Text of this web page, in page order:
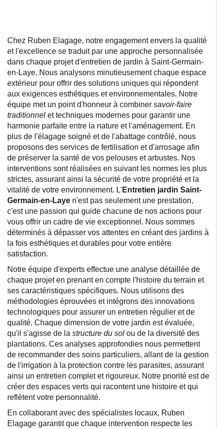
Chez Ruben Elagage, notre engagement envers la qualité
et l'excellence se traduit par une approche personnalisée
dans chaque projet d'entretien de jardin à Saint-Germain-
en-Laye. Nous analysons minutieusement chaque espace
extérieur pour offrir des solutions uniques qui répondent
aux exigences esthétiques et environnementales. Notre
équipe met un point d'honneur à combiner savoir-faire
traditionnel et techniques modernes pour garantir une
harmonie parfaite entre la nature et l'aménagement. En
plus de l'élagage soigné et de l'abattage contrôlé, nous
proposons des services de fertilisation et d'arrosage afin
de préserver la santé de vos pelouses et arbustes. Nos
interventions sont réalisées en suivant les normes les plus
strictes, assurant ainsi la sécurité de votre propriété et la
vitalité de votre environnement. L'Entretien jardin Saint-
Germain-en-Laye n'est pas seulement une prestation,
c'est une passion qui guide chacune de nos actions pour
vous offrir un cadre de vie exceptionnel. Nous sommes
déterminés à dépasser vos attentes en créant des jardins à
la fois esthétiques et durables pour votre entière
satisfaction.
Notre équipe d'experts effectue une analyse détaillée de
chaque projet en prenant en compte l'histoire du terrain et
ses caractéristiques spécifiques. Nous utilisons des
méthodologies éprouvées et intégrons des innovations
technologiques pour assurer un entretien régulier et de
qualité. Chaque dimension de votre jardin est évaluée,
qu'il s'agisse de la structure du sol ou de la diversité des
plantations. Ces analyses approfondies nous permettent
de recommander des soins particuliers, allant de la gestion
de l'irrigation à la protection contre les parasites, assurant
ainsi un entretien complet et rigoureux. Notre priorité est de
créer des espaces verts qui racontent une histoire et qui
reflètent votre personnalité.
En collaborant avec des spécialistes locaux, Ruben
Elagage garantit que chaque intervention respecte les